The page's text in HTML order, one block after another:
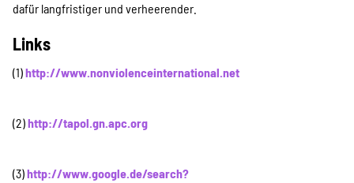
dafür langfristiger und verheerender.
Links
(1)http://www.nonviolenceinternational.net
(2)http://tapol.gn.apc.org
(3)http://www.google.de/search?